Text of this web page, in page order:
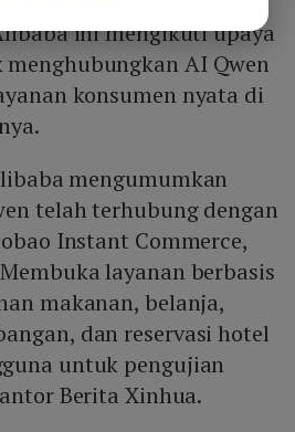
ini mengikuti upaya
AI Qwen
konsumen nyata di
mengumumkan
telah terhubung dengan
Instant Commerce,
layanan berbasis
makanan, belanja,
dan reservasi hotel
untuk pengujian
Berita Xinhua.